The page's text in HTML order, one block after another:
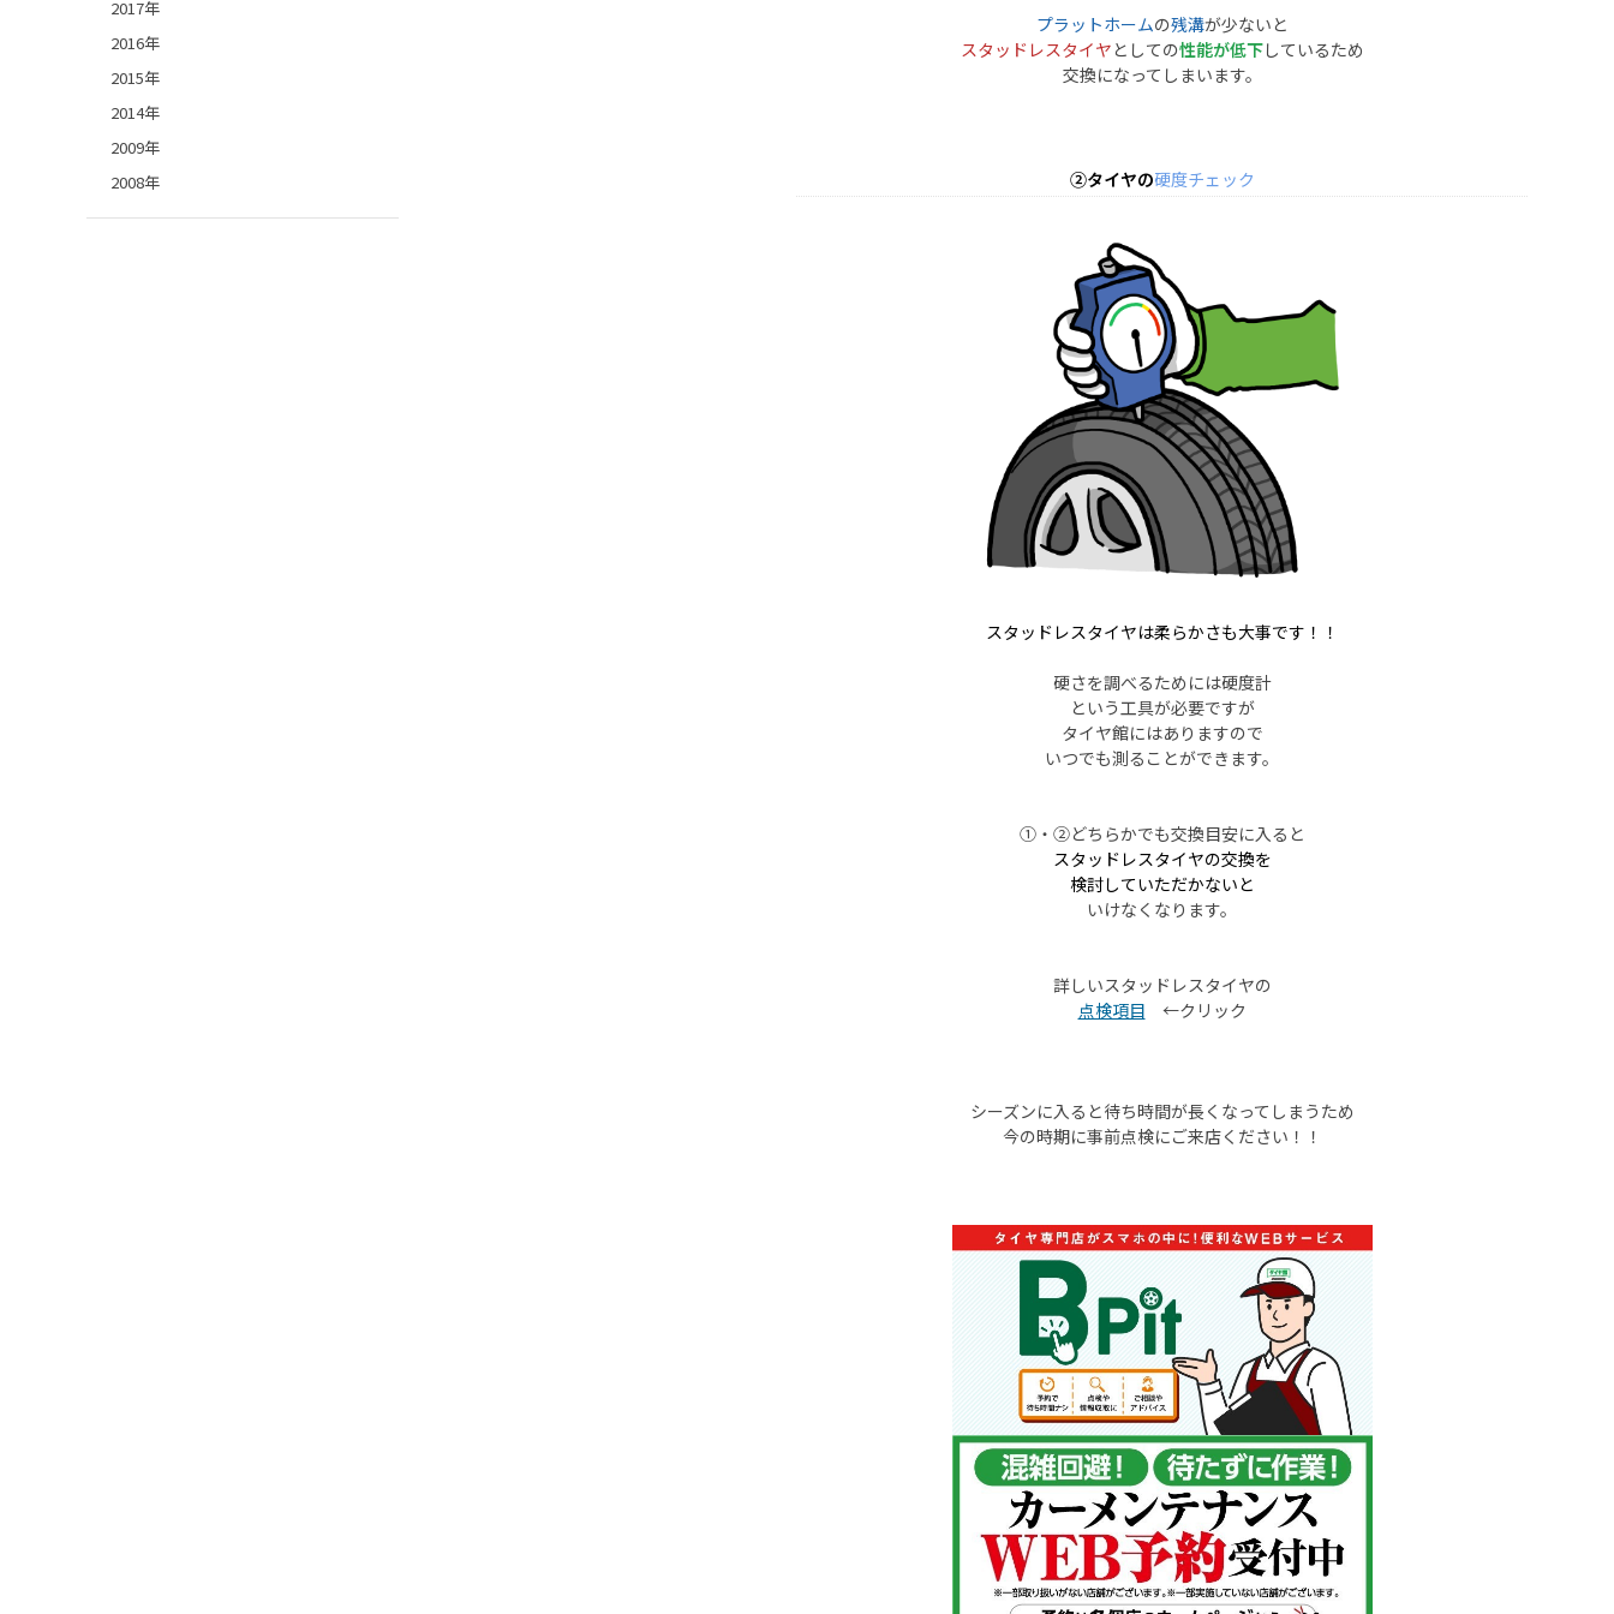
プラットホームの残溝が少ないと
スタッドレスタイヤ としての性能が低下しているため
交換になってしまいます。
②タイヤの硬度チェック
スタッドレスタイヤは柔らかさも大事です！！
硬さを調べるためには硬度計
という工具が必要ですが
タイヤ館にはありますので
いつでも測ることができます。
①・②どちらかでも交換目安に入ると
スタッドレスタイヤの交換を
検討していただかないと
いけなくなります。
詳しいスタッドレスタイヤの
点検項目 ←クリック
シーズンに入ると待ち時間が長くなってしまうため
今の時期に事前点検にご来店ください！！
2017年
2016年
2015年
2014年
2009年
2008年